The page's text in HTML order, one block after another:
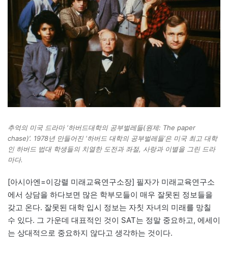
추억의 미국 드라마 ‘하버드대학의 공부벌레들(원제: The paper
chase)’. 1978년 만들어진 ‘하버드 대학의 공부벌레들’은 미국 최고 대학
인 하버드 법대 학생들의 치열한 도전과 좌절, 사랑과 이별을 그린 드라
마다.
[아시아엔=이강렬 미래교육연구소장] 필자가 미래교육연구소
에서 상담을 하다보면 많은 학부모들이 매우 잘못된 정보들을
갖고 온다. 잘못된 대학 입시 정보는 자칫 자녀의 미래를 망칠
수 있다. 그 가운데 대표적인 것이 SAT는 정말 중요하고, 에세이
는 상대적으로 중요하지 않다고 생각하는 것이다.